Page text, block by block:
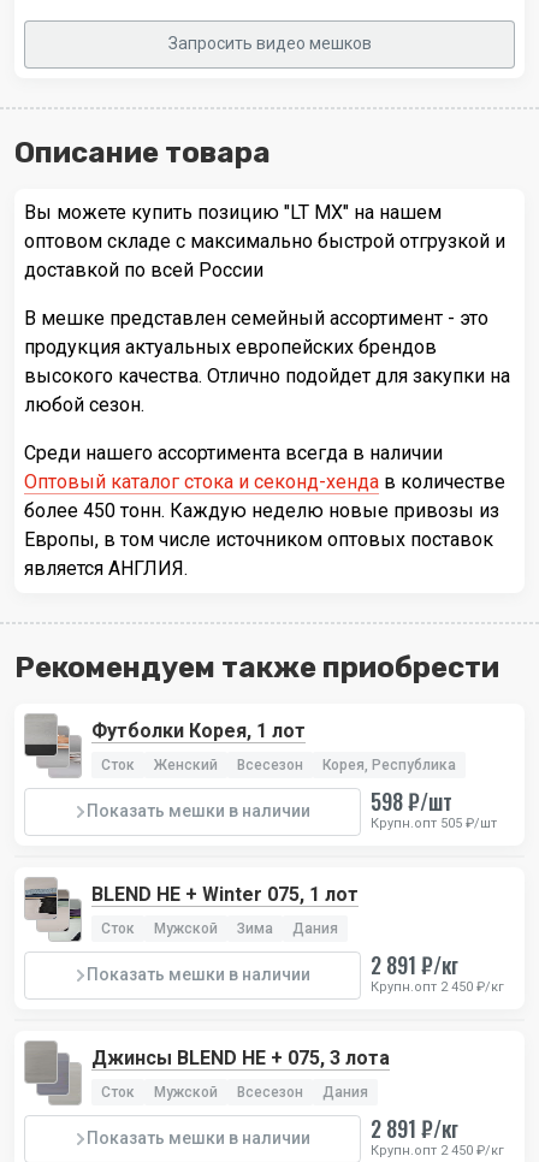
Запросить видео мешков
Описание товара
Вы можете купить позицию "LT MX" на нашем
оптовом складе с максимально быстрой отгрузкой и
доставкой по всей России
В мешке представлен семейный ассортимент - это
продукция актуальных европейских брендов
высокого качества. Отлично подойдет для закупки на
любой сезон.
Среди нашего ассортимента всегда в наличии
Оптовый каталог стока и секонд-хенда в количестве
более 450 тонн. Каждую неделю новые привозы из
Европы, в том числе источником оптовых поставок
является АНГЛИЯ.
Рекомендуем также приобрести
Футболки Корея, 1 лот
Сток Женский Всесезон Корея, Республика
Показать мешки в наличии 598 ₽/шт
Крупн.опт 505 ₽/шт
BLEND HE + Winter 075, 1 лот
Сток Мужской Зима Дания
Показать мешки в наличии 2 891 ₽/кг
Крупн.опт 2 450 ₽/кг
Джинсы BLEND HE + 075, 3 лота
Сток Мужской Всесезон Дания
Показать мешки в наличии 2 891 ₽/кг
Крупн.опт 2 450 ₽/кг